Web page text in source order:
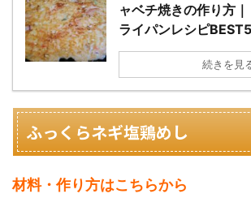
ャベチ焼きの作り方
ライパンレシピBEST5
続きを見
ふっくらネギ塩鶏めし
材料・作り方はこちらから